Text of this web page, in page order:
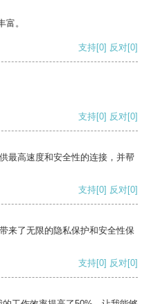
。
支持[0] 反对[0]
支持[0] 反对[0]
最高速度和安全性的连接，并帮
支持[0] 反对[0]
来了无限的隐私保护和安全性保
支持[0] 反对[0]